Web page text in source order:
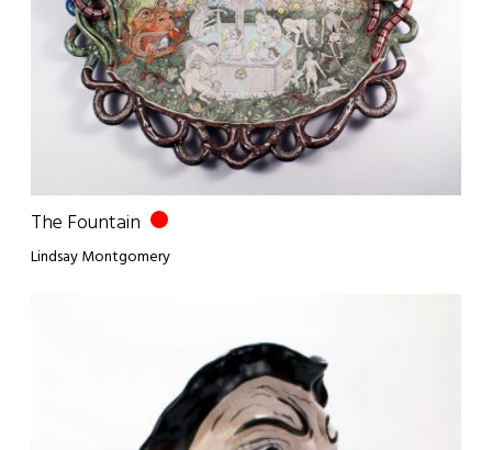
The Fountain
Lindsay Montgomery